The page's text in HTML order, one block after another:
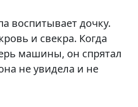
воспитывает дочку.
и свекра. Когда
машины, он спрятал
не увидела и не